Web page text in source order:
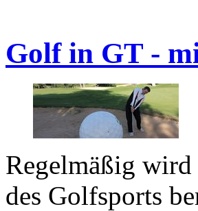
Golf in GT -
Regelmäßig
des Golfsports